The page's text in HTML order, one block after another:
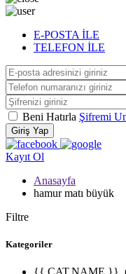
E-POSTA İLE
TELEFON İLE
Beni Hatırla Şifremi
Giriş Yap
Kayıt Ol
Anasayfa
hamur matı büyük
Filtre
Kategoriler